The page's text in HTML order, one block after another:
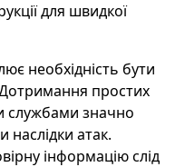
для швидкої
необхідність бути
простих
службами значно
наслідки атак.
інформацію слід